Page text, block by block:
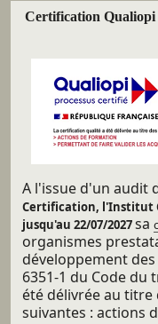
Certification Qualiopi
A l'issue d'un audit
Certification, l'Institut
jusqu'au 22/07/2027sa
organismes
développement des
6351-1 du Code du
été délivrée au titre
suivantes : actions